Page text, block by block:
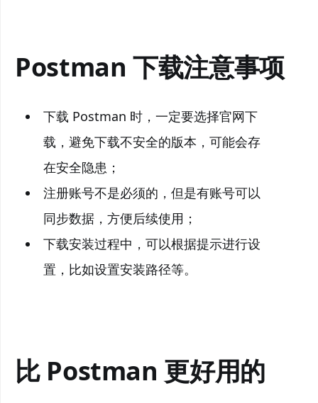
Postman 下载注意事项
下载 Postman 时，一定要选择官网下
载，避免下载不安全的版本，可能会存
在安全隐患；
注册账号不是必须的，但是有账号可以
同步数据，方便后续使用；
下载安装过程中，可以根据提示进行设
置，比如设置安装路径等。
比 Postman 更好用的